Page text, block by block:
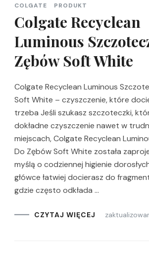
COLGATE PRODUKT
Colgate Recyclean
Luminous
Zębów Soft White
Colgate Recyclean Luminous
Soft White – czyszczenie, które
trzeba Jeśli szukasz szczoteczki,
dokładne czyszczenie nawet w
miejscach, Colgate Recyclean
Do Zębów Soft White została
myślą o codziennej higienie
główce łatwiej docierasz do
gdzie często odkłada …
CZYTAJ WIĘCEJ